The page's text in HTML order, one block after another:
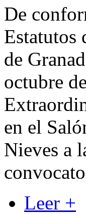
De
Estatutos
de
octubre
en el
Nieves a
Leer +